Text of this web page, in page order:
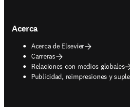
Acerca
Acerca de Elsevier
Carreras
Relaciones con medios globales
Publicidad, reimpresiones y
opens in new tab/window